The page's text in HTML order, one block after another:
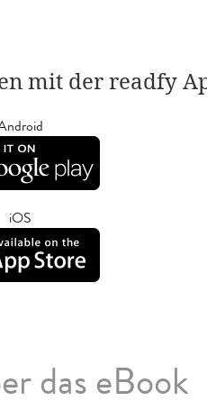
mit der readfy
iOS
das eBook